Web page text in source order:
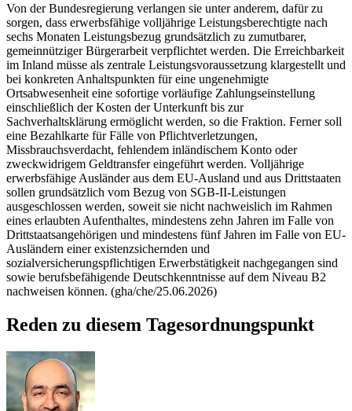
Von der Bundesregierung verlangen sie unter anderem, dafür zu
sorgen, dass erwerbsfähige volljährige Leistungsberechtigte nach
sechs Monaten Leistungsbezug grundsätzlich zu zumutbarer,
gemeinnütziger Bürgerarbeit verpflichtet werden. Die Erreichbarkeit
im Inland müsse als zentrale Leistungsvoraussetzung klargestellt und
bei konkreten Anhaltspunkten für eine ungenehmigte
Ortsabwesenheit eine sofortige vorläufige Zahlungseinstellung
einschließlich der Kosten der Unterkunft bis zur
Sachverhaltsklärung ermöglicht werden, so die Fraktion. Ferner soll
eine Bezahlkarte für Fälle von Pflichtverletzungen,
Missbrauchsverdacht, fehlendem inländischem Konto oder
zweckwidrigem Geldtransfer eingeführt werden. Volljährige
erwerbsfähige Ausländer aus dem EU-Ausland und aus Drittstaaten
sollen grundsätzlich vom Bezug von SGB-II-Leistungen
ausgeschlossen werden, soweit sie nicht nachweislich im Rahmen
eines erlaubten Aufenthaltes, mindestens zehn Jahren im Falle von
Drittstaatsangehörigen und mindestens fünf Jahren im Falle von EU-
Ausländern einer existenzsichernden und
sozialversicherungspflichtigen Erwerbstätigkeit nachgegangen sind
sowie berufsbefähigende Deutschkenntnisse auf dem Niveau B2
nachweisen können. (gha/che/25.06.2026)
Reden zu diesem Tagesordnungspunkt